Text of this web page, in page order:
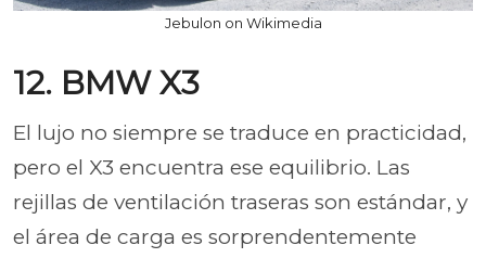
Jebulon on Wikimedia
12. BMW X3
El lujo no siempre se traduce en practicidad,
pero el X3 encuentra ese equilibrio. Las
rejillas de ventilación traseras son estándar, y
el área de carga es sorprendentemente